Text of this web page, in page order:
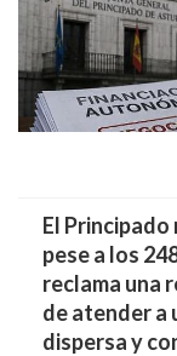
El
pese a los
reclama una
de atender a
dispersa y